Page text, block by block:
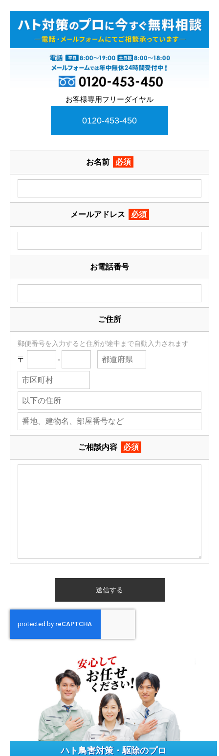
お客様専用フリーダイヤル
0120-453-450
お名前 必須
メールアドレス 必須
お電話番号
ご住所
郵便番号を入力すると住所が途中まで自動入力されます
〒 -
ご相談内容 必須
ハト鳥害対策・駆除のプロ